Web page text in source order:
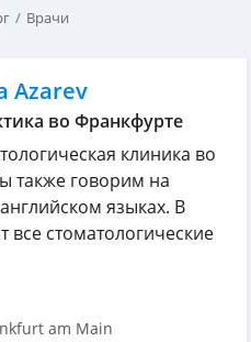
Врачи
Azarev
во Франкфурте
клиника во
также говорим на
языках. В
все стоматологические
am Main